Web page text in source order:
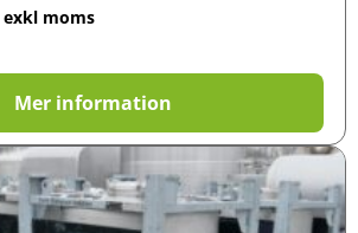
moms
Mer information